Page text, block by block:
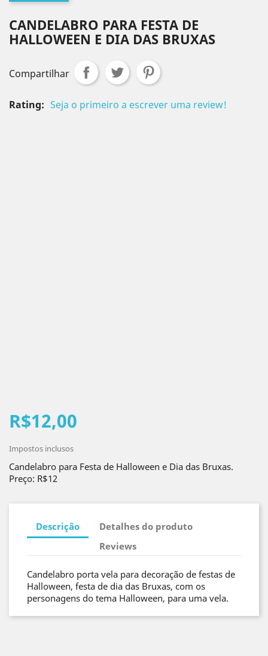
CANDELABRO PARA FESTA DE
HALLOWEEN E DIA DAS BRUXAS
Compartilhar
Rating: Seja o primeiro a escrever uma review!
R$12,00
Impostos inclusos
Candelabro para Festa de Halloween e Dia das Bruxas.
Preço: R$12
Descrição
Detalhes do produto
Reviews
Candelabro porta vela para decoração de festas de
Halloween, festa de dia das Bruxas, com os
personagens do tema Halloween, para uma vela.